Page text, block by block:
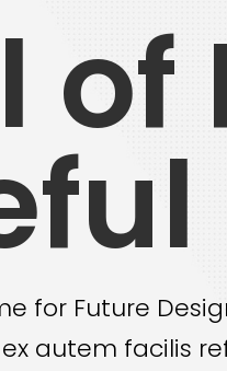
of
for Future
autem facilis